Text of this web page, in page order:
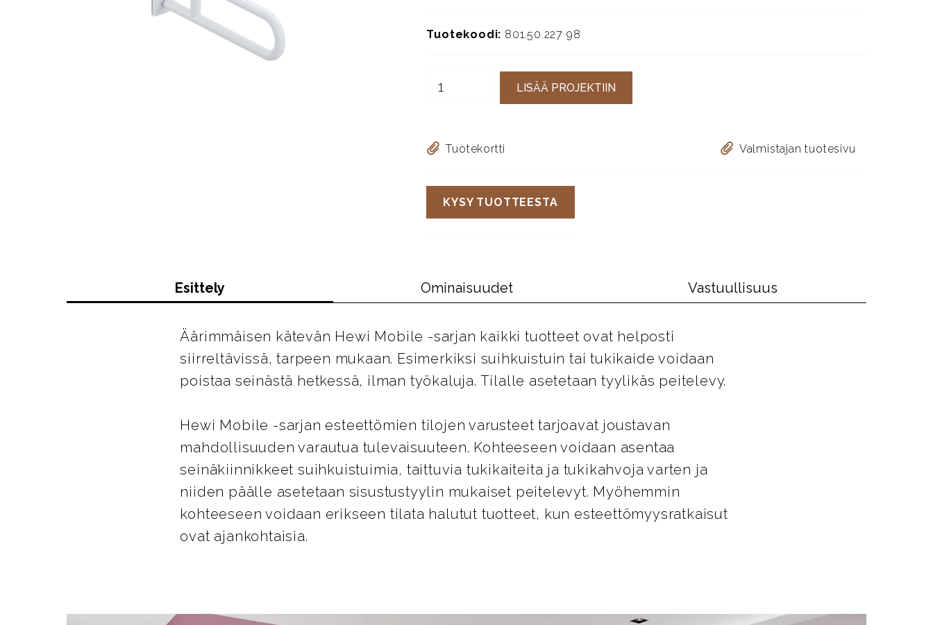
Tuotekoodi: 801.50.227 98
LISÄÄ PROJEKTIIN
Tuotekortti Valmistajan tuotesivu
KYSY TUOTTEESTA
Esittely Ominaisuudet Vastuullisuus
Äärimmäisen kätevän Hewi Mobile -sarjan kaikki tuotteet ovat helposti
siirreltävissä, tarpeen mukaan. Esimerkiksi suihkuistuin tai tukikaide voidaan
poistaa seinästä hetkessä, ilman työkaluja. Tilalle asetetaan tyylikäs peitelevy.
Hewi Mobile -sarjan esteettömien tilojen varusteet tarjoavat joustavan
mahdollisuuden varautua tulevaisuuteen. Kohteeseen voidaan asentaa
seinäkiinnikkeet suihkuistuimia, taittuvia tukikaiteita ja tukikahvoja varten ja
niiden päälle asetetaan sisustustyylin mukaiset peitelevyt. Myöhemmin
kohteeseen voidaan erikseen tilata halutut tuotteet, kun esteettömyysratkaisut
ovat ajankohtaisia.